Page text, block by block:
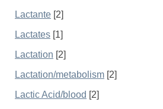
Lactante [2]
Lactates [1]
Lactation [2]
Lactation/metabolism [2]
Lactic Acid/blood [2]